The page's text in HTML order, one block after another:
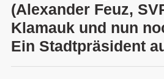
(Alexander Feuz,
Klamauk und nun
Ein Stadtpräsident